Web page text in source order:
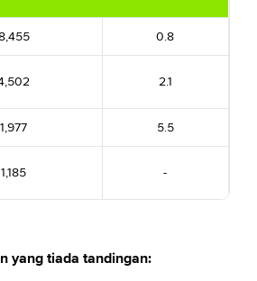
0.8
2.1
1,977 5.5
1,185 -
yang tiada tandingan: